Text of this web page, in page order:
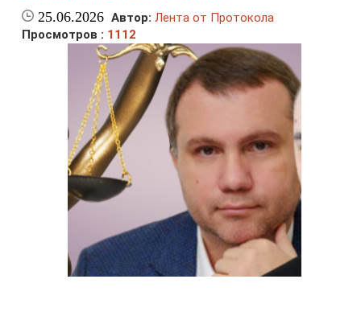
25.06.2026 Автор: Лента от Протокола
Просмотров : 1112